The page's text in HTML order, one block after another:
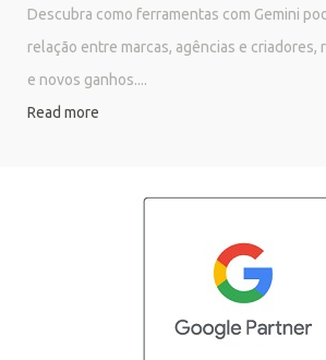
Descubra como ferramentas com Gemini
relação entre marcas, agências e criadores,
e novos ganhos....
Read more